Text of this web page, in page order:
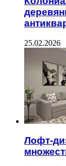
25.02.2026
Лофт-